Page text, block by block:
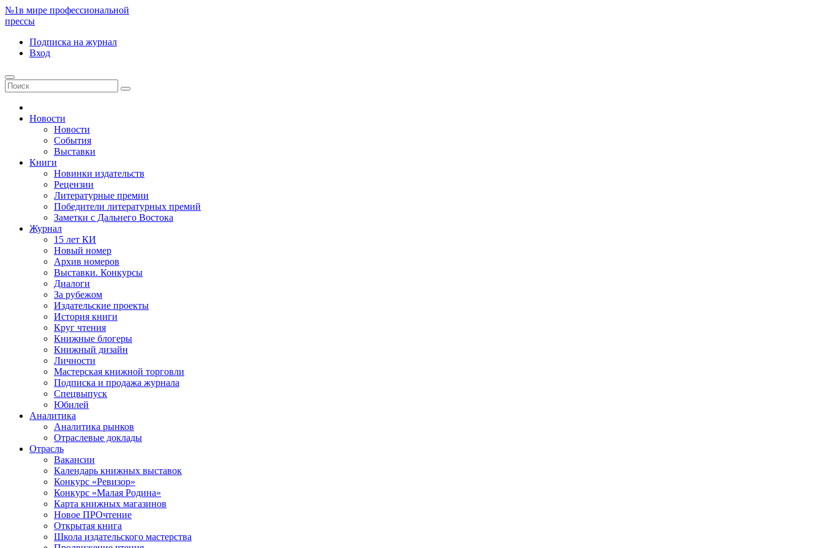
№1в мире профессиональной
прессы
Подписка на журнал
Вход
Новости
Новости
События
Выставки
Книги
Новинки издательств
Рецензии
Литературные премии
Победители литературных премий
Заметки с Дальнего Востока
Журнал
15 лет КИ
Новый номер
Архив номеров
Выставки. Конкурсы
Диалоги
За рубежом
Издательские проекты
История книги
Круг чтения
Книжные блогеры
Книжный дизайн
Личности
Мастерская книжной торговли
Подписка и продажа журнала
Спецвыпуск
Юбилей
Аналитика
Аналитика рынков
Отраслевые доклады
Отрасль
Вакансии
Календарь книжных выставок
Конкурс «Ревизор»
Конкурс «Малая Родина»
Карта книжных магазинов
Новое ПРОчтение
Открытая книга
Школа издательского мастерства